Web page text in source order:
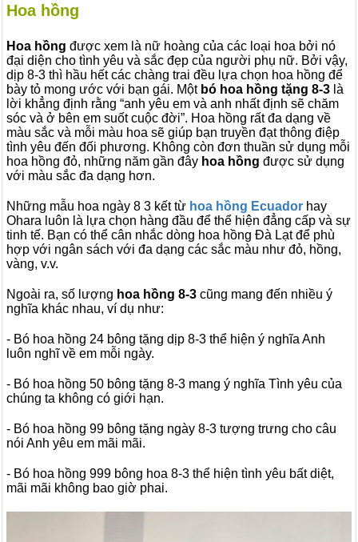
Hoa hồng
Hoa hồng được xem là nữ hoàng của các loại hoa bởi nó
đại diện cho tình yêu và sắc đẹp của người phụ nữ. Bởi vậy,
dịp 8-3 thì hầu hết các chàng trai đều lựa chọn hoa hồng để
bày tỏ mong ước với bạn gái. Một bó hoa hồng tặng 8-3 là
lời khẳng định rằng “anh yêu em và anh nhất định sẽ chăm
sóc và ở bên em suốt cuộc đời”. Hoa hồng rất đa dạng về
màu sắc và mỗi màu hoa sẽ giúp bạn truyền đạt thông điệp
tình yêu đến đối phương. Không còn đơn thuần sử dụng mỗi
hoa hồng đỏ, những năm gần đây hoa hồng được sử dụng
với màu sắc đa dạng hơn.
Những mẫu hoa ngày 8 3 kết từ hoa hồng Ecuador hay
Ohara luôn là lựa chọn hàng đầu để thể hiện đẳng cấp và sự
tinh tế. Bạn có thể cân nhắc dòng hoa hồng Đà Lạt để phù
hợp với ngân sách với đa dạng các sắc màu như đỏ, hồng,
vàng, v.v.
Ngoài ra, số lượng hoa hồng 8-3 cũng mang đến nhiều ý
nghĩa khác nhau, ví dụ như:
- Bó hoa hồng 24 bông tặng dịp 8-3 thể hiện ý nghĩa Anh
luôn nghĩ về em mỗi ngày.
- Bó hoa hồng 50 bông tặng 8-3 mang ý nghĩa Tình yêu của
chúng ta không có giới hạn.
- Bó hoa hồng 99 bông tặng ngày 8-3 tượng trưng cho câu
nói Anh yêu em mãi mãi.
- Bó hoa hồng 999 bông hoa 8-3 thể hiện tình yêu bất diệt,
mãi mãi không bao giờ phai.